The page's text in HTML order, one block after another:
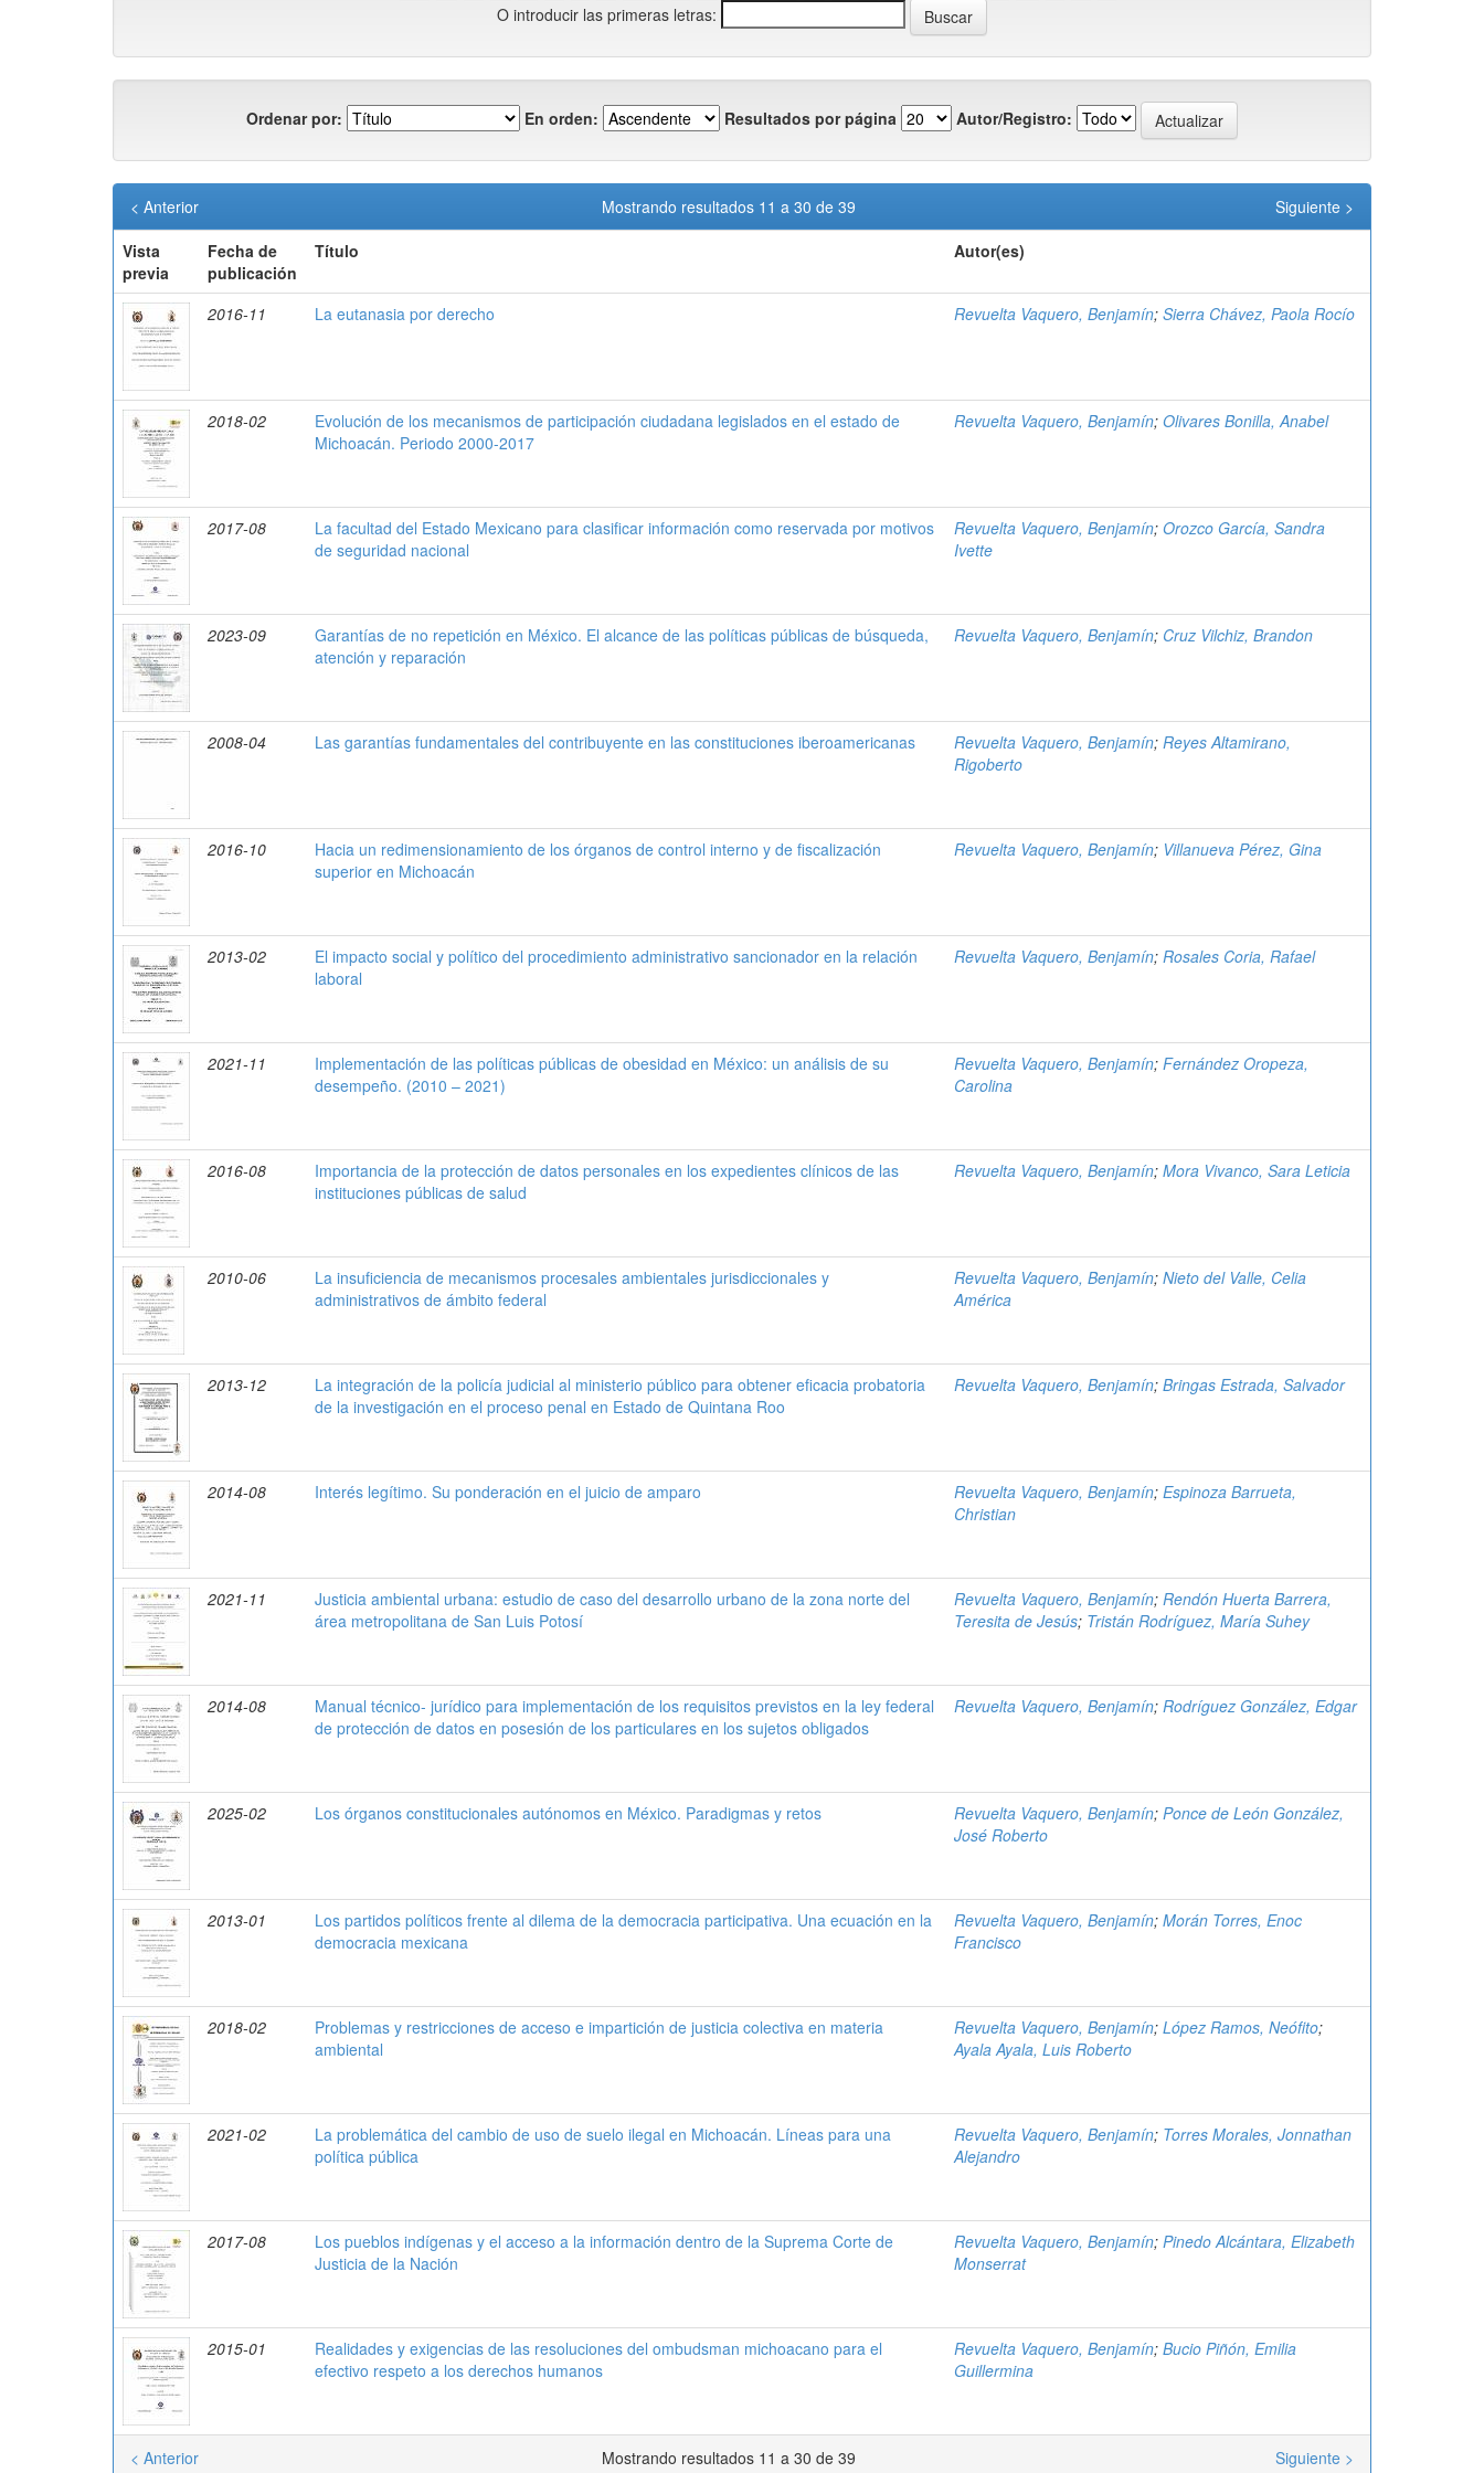
O introducir las primeras letras:
Ordenar por: En orden: Resultados por página Autor/Registro:
Mostrando resultados 11 a 30 de 39
< Anterior
Siguiente >
Vista
previa
Fecha de
publicación
Título Autor(es)
2016-11 La eutanasia por derecho Revuelta Vaquero, Benjamín; Sierra Chávez, Paola Rocío
2018-02
Evolución de los mecanismos de participación ciudadana legislados en el estado de
Michoacán. Periodo 2000-2017
Revuelta Vaquero, Benjamín; Olivares Bonilla, Anabel
2017-08
La facultad del Estado Mexicano para clasificar información como reservada por motivos
de seguridad nacional
Revuelta Vaquero, Benjamín; Orozco García, Sandra
Ivette
2023-09
Garantías de no repetición en México. El alcance de las políticas públicas de búsqueda,
atención y reparación
Revuelta Vaquero, Benjamín; Cruz Vilchiz, Brandon
2008-04 Las garantías fundamentales del contribuyente en las constituciones iberoamericanas Revuelta Vaquero, Benjamín; Reyes Altamirano,
Rigoberto
2016-10
Hacia un redimensionamiento de los órganos de control interno y de fiscalización
superior en Michoacán
Revuelta Vaquero, Benjamín; Villanueva Pérez, Gina
2013-02
El impacto social y político del procedimiento administrativo sancionador en la relación
laboral
Revuelta Vaquero, Benjamín; Rosales Coria, Rafael
2021-11
Implementación de las políticas públicas de obesidad en México: un análisis de su
desempeño. (2010 – 2021)
Revuelta Vaquero, Benjamín; Fernández Oropeza,
Carolina
2016-08
Importancia de la protección de datos personales en los expedientes clínicos de las
instituciones públicas de salud
Revuelta Vaquero, Benjamín; Mora Vivanco, Sara Leticia
2010-06
La insuficiencia de mecanismos procesales ambientales jurisdiccionales y
administrativos de ámbito federal
Revuelta Vaquero, Benjamín; Nieto del Valle, Celia
América
2013-12
La integración de la policía judicial al ministerio público para obtener eficacia probatoria
de la investigación en el proceso penal en Estado de Quintana Roo
Revuelta Vaquero, Benjamín; Bringas Estrada, Salvador
2014-08 Interés legítimo. Su ponderación en el juicio de amparo Revuelta Vaquero, Benjamín; Espinoza Barrueta,
Christian
2021-11
Justicia ambiental urbana: estudio de caso del desarrollo urbano de la zona norte del
área metropolitana de San Luis Potosí
Revuelta Vaquero, Benjamín; Rendón Huerta Barrera,
Teresita de Jesús; Tristán Rodríguez, María Suhey
2014-08
Manual técnico- jurídico para implementación de los requisitos previstos en la ley federal
de protección de datos en posesión de los particulares en los sujetos obligados
Revuelta Vaquero, Benjamín; Rodríguez González, Edgar
2025-02 Los órganos constitucionales autónomos en México. Paradigmas y retos Revuelta Vaquero, Benjamín; Ponce de León González,
José Roberto
2013-01
Los partidos políticos frente al dilema de la democracia participativa. Una ecuación en la
democracia mexicana
Revuelta Vaquero, Benjamín; Morán Torres, Enoc
Francisco
2018-02
Problemas y restricciones de acceso e impartición de justicia colectiva en materia
ambiental
Revuelta Vaquero, Benjamín; López Ramos, Neófito;
Ayala Ayala, Luis Roberto
2021-02
La problemática del cambio de uso de suelo ilegal en Michoacán. Líneas para una
política pública
Revuelta Vaquero, Benjamín; Torres Morales, Jonnathan
Alejandro
2017-08
Los pueblos indígenas y el acceso a la información dentro de la Suprema Corte de
Justicia de la Nación
Revuelta Vaquero, Benjamín; Pinedo Alcántara, Elizabeth
Monserrat
2015-01
Realidades y exigencias de las resoluciones del ombudsman michoacano para el
efectivo respeto a los derechos humanos
Revuelta Vaquero, Benjamín; Bucio Piñón, Emilia
Guillermina
Mostrando resultados 11 a 30 de 39
< Anterior Siguiente >